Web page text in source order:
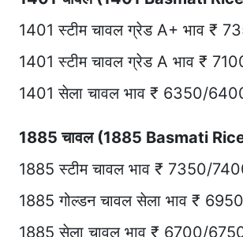
1401 स्टीम चावल ग्रेड A+ भाव ₹
1401 स्टीम चावल ग्रेड A भाव ₹
1401 सेला चावल भाव ₹ 6350/
1885 चावल (1885 Basmati
1885 स्टीम चावल भाव ₹ 7350/
1885 गोल्डन चावल सेला भाव ₹
1885 सेला चावल भाव ₹ 6700/